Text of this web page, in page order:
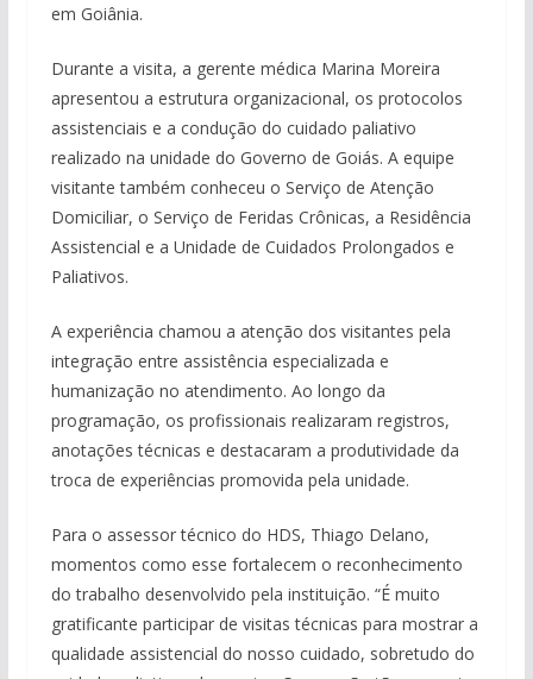
em Goiânia.
Durante a visita, a gerente médica Marina Moreira
apresentou a estrutura organizacional, os protocolos
assistenciais e a condução do cuidado paliativo
realizado na unidade do Governo de Goiás. A equipe
visitante também conheceu o Serviço de Atenção
Domiciliar, o Serviço de Feridas Crônicas, a Residência
Assistencial e a Unidade de Cuidados Prolongados e
Paliativos.
A experiência chamou a atenção dos visitantes pela
integração entre assistência especializada e
humanização no atendimento. Ao longo da
programação, os profissionais realizaram registros,
anotações técnicas e destacaram a produtividade da
troca de experiências promovida pela unidade.
Para o assessor técnico do HDS, Thiago Delano,
momentos como esse fortalecem o reconhecimento
do trabalho desenvolvido pela instituição. “É muito
gratificante participar de visitas técnicas para mostrar a
qualidade assistencial do nosso cuidado, sobretudo do